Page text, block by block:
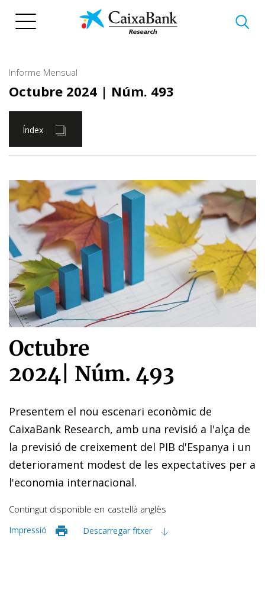
Informe Mensual
Octubre 2024 | Núm. 493
Índex
Octubre
2024 Núm. 493
Presentem el nou escenari econòmic de
CaixaBank Research, amb una revisió a l'alça de
la previsió de creixement del PIB d'Espanya i un
deteriorament modest de les expectatives per a
l'economia internacional.
Contingut disponible en castellà anglès
Impressió Descarregar fitxer